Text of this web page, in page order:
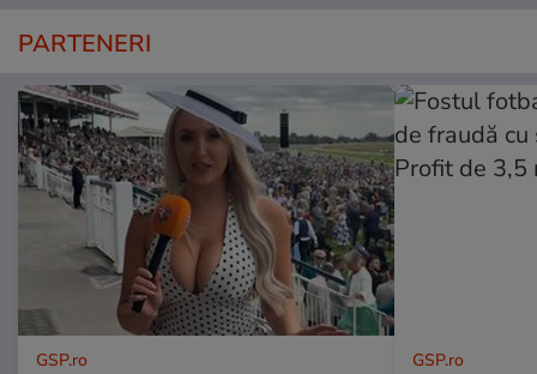
PARTENERI
GSP.ro GSP.ro